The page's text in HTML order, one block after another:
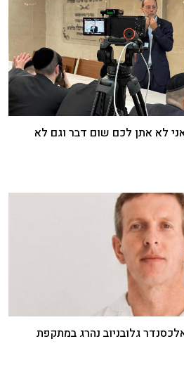
לא אתן לכם שום דבר וגם לא
גלובניוב נהרג במתקפת